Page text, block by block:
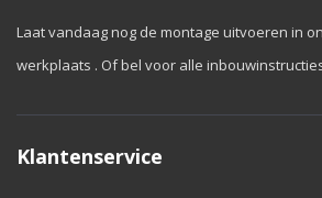
Laat vandaag nog de montage uitvoeren in
werkplaats . Of bel voor alle
Klantenservice